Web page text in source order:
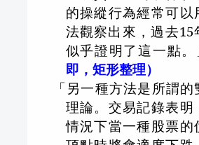
的操縱行為經常可以
法觀察出來，過去15
似乎證明了這一點。
即，矩形整理）
「另一種方法是所謂
理論。交易記錄表明
情況下當一種股票的